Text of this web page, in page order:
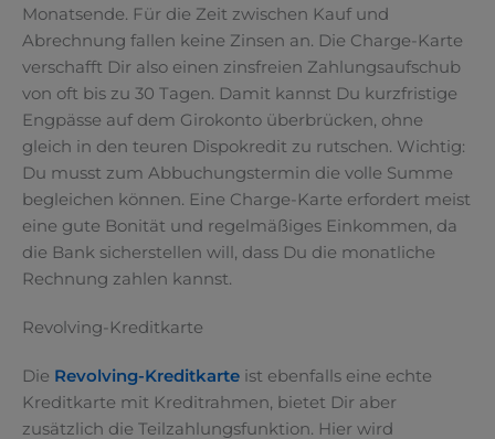
Monatsende. Für die Zeit zwischen Kauf und
Abrechnung fallen keine Zinsen an. Die Charge-Karte
verschafft Dir also einen zinsfreien Zahlungsaufschub
von oft bis zu 30 Tagen. Damit kannst Du kurzfristige
Engpässe auf dem Girokonto überbrücken, ohne
gleich in den teuren Dispokredit zu rutschen. Wichtig:
Du musst zum Abbuchungstermin die volle Summe
begleichen können. Eine Charge-Karte erfordert meist
eine gute Bonität und regelmäßiges Einkommen, da
die Bank sicherstellen will, dass Du die monatliche
Rechnung zahlen kannst.
Revolving-Kreditkarte
Die Revolving-Kreditkarte ist ebenfalls eine echte
Kreditkarte mit Kreditrahmen, bietet Dir aber
zusätzlich die Teilzahlungsfunktion. Hier wird